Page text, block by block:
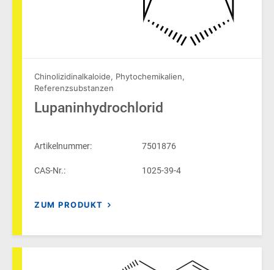
Chinolizidinalkaloide, Phytochemikalien,
Referenzsubstanzen
Lupaninhydrochlorid
Artikelnummer: 7501876
CAS-Nr.: 1025-39-4
ZUM PRODUKT